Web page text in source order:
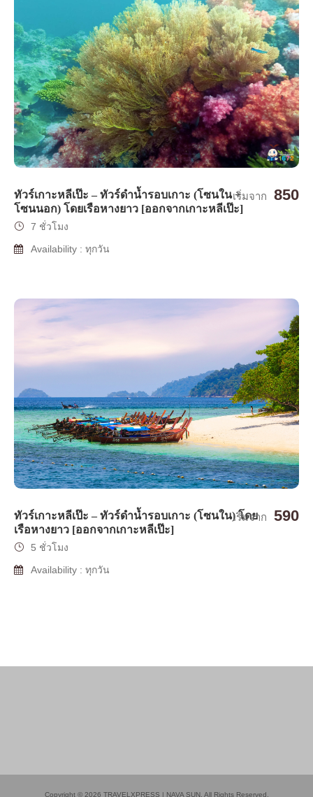
ทัวร์เกาะหลีเป๊ะ – ทัวร์ดำน้ำรอบเกาะ (โซนใน +
โซนนอก) โดยเรือหางยาว [ออกจากเกาะหลีเป๊ะ]
เริ่มจาก 850
7 ชั่วโมง
Availability : ทุกวัน
ทัวร์เกาะหลีเป๊ะ – ทัวร์ดำน้ำรอบเกาะ (โซนใน) โดย
เรือหางยาว [ออกจากเกาะหลีเป๊ะ]
เริ่มจาก 590
5 ชั่วโมง
Availability : ทุกวัน
Copyright © 2026 TRAVELXPRESS | NAVA SUN. All Rights Reserved.